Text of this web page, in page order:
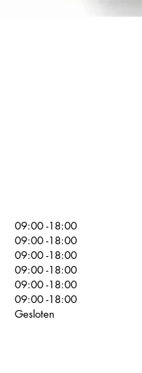
09:00 -18:00
09:00 -18:00
09:00 -18:00
09:00 -18:00
09:00 -18:00
09:00 -18:00
Gesloten